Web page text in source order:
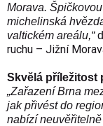
Morava.
michelinská
valtickém areálu,“
ruchu – Jižní
Skvělá příležitost
„Zařazení Brna
jak přivést do
nabízí